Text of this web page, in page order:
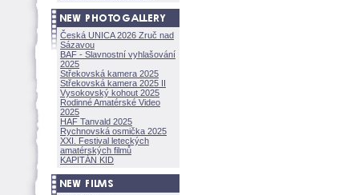
Česká UNICA 2026 Zruč nad
Sázavou
BAF - Slavnostní vyhlašování
2025
Střekovská kamera 2025
Střekovská kamera 2025 II
Vysokovský kohout 2025
Rodinné Amatérské Video
2025
HAF Tanvald 2025
Rychnovská osmička 2025
XXI. Festival leteckých
amatérských filmů
KAPITÁN KID